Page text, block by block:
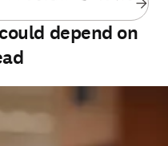
depend on